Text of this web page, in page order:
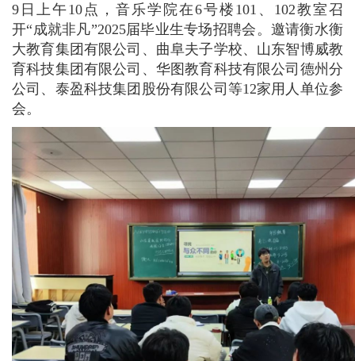
9日上午10点，音乐学院在6号楼101、102教室召
开“成就非凡”2025届毕业生专场招聘会。邀请衡水衡
大教育集团有限公司、曲阜夫子学校、山东智博威教
育科技集团有限公司、华图教育科技有限公司德州分
公司、泰盈科技集团股份有限公司等12家用人单位参
会。